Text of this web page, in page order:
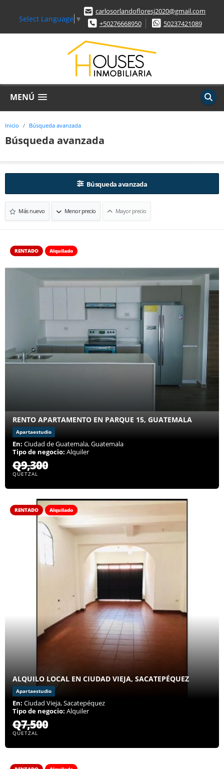
Select Language ▼
carlosorlandofloresj2020@gmail.com
+50276668950
50237421089
MENÚ
Inicio Búsqueda avanzada
Búsqueda avanzada
Búsqueda avanzada
Más nuevo Menor precio Mayor precio
RENTADO Alquilado
RENTO APARTAMENTO EN PARQUE 15, GUATEMALA
Apartaestudio
En: Ciudad de Guatemala, Guatemala
Tipo de negocio: Alquiler
Q9,300
QUETZAL
RENTADO Alquilado
ALQUILO LOCAL EN CIUDAD VIEJA, SACATEPÉQUEZ
Apartaestudio
En: Ciudad Vieja, Sacatepéquez
Tipo de negocio: Alquiler
Q7,500
QUETZAL